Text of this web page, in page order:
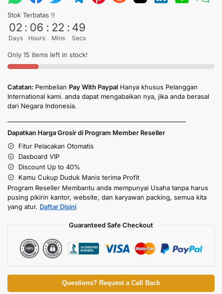
Stok Terbatas !!
02
Days
: 06
Hours
: 22
Mins
: 49
Secs
Only 15 items left in stock!
Catatan: Pembelian Pay With Paypal Hanya khusus Pelanggan
International kami. anda dapat mengabaikan nya, jika anda berasal
dari Negara Indonesia.
Dapatkan Harga Grosir di Program Member Reseller
Fitur Pelacakan Otomatis
Dasboard VIP
Discount Up to 40%
Kamu Cukup Duduk Manis terima Profit
Program Reseller Membantu anda mempunyai Usaha tanpa harus
pusing pikirin kantor, website, dan karyawan packing, semua kita
yang atur. Daftar Disini
Guaranteed Safe Checkout
Questions? Request a Call Back